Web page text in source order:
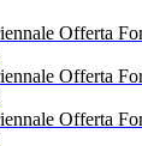
Offerta
Offerta
Offerta